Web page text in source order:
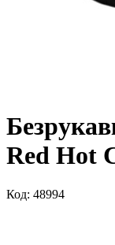
Red Hot
Код: 48994